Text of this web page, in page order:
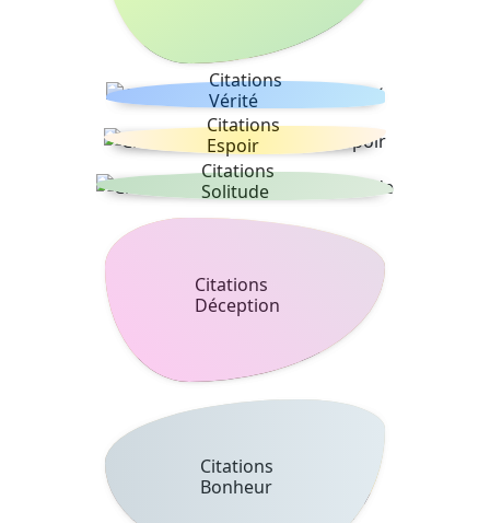
Citations
Vérité
Citations
Espoir
Citations
Solitude
Citations
Déception
Citations
Bonheur